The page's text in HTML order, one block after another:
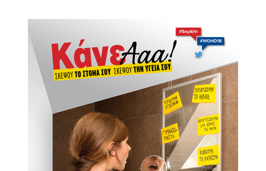
Φυσικές
Κέντρα
Κοινοτικής
Φροντίδας
(Κ.Α.Π.Η.)
Κέντρα
Δημιουργικής
Απασχόλησης
Παιδιών
(Κ.Δ.Α.Π.)